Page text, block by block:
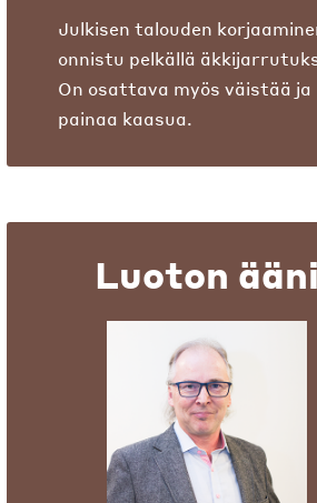
Julkisen talouden
onnistu pelkällä
On osattava myös väistää ja
painaa kaasua.
Luoton ääni